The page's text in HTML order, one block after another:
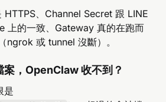
HTTPS、Channel Secret 跟 LINE
上的一致、Gateway 真的在跑而
ngrok 或 tunnel 沒斷）。
案，OpenClaw 收不到？
是